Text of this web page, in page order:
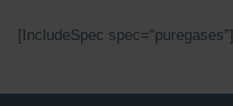
[IncludeSpec spec=”puregases”]